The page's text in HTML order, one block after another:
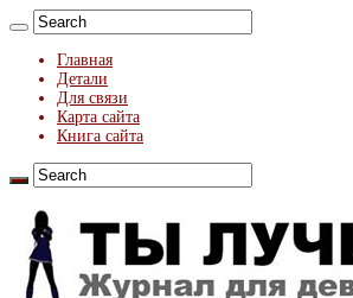
Главная
Детали
Для связи
Карта сайта
Книга сайта